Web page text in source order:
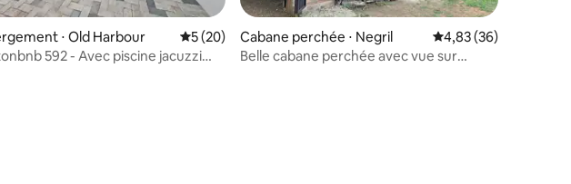
5 ⋅ Old Harbour Évaluation moyenne sur la base de 20 commentaires : 5 sur 5
5 (20)
592 - Avec piscine jacuzzi
Cabane perchée ⋅ Negril Évaluation moyenne
4,83 (36)
Belle cabane perchée avec vue sur